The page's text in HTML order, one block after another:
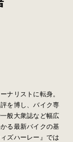
ナリストに転身。
を博し、バイク専
般大衆誌など幅広
る最新バイクの基
ズハーレー』では